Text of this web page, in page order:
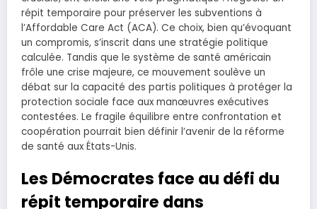
répit temporaire pour préserver les subventions à
l’Affordable Care Act (ACA). Ce choix, bien qu’évoquant
un compromis, s’inscrit dans une stratégie politique
calculée. Tandis que le système de santé américain
frôle une crise majeure, ce mouvement soulève un
débat sur la capacité des partis politiques à protéger la
protection sociale face aux manœuvres exécutives
contestées. Le fragile équilibre entre confrontation et
coopération pourrait bien définir l’avenir de la réforme
de santé aux États-Unis.
Les Démocrates face au défi du
répit temporaire dans